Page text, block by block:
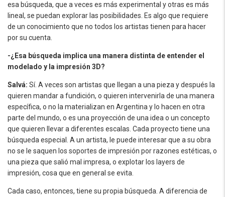
esa búsqueda, que a veces es más experimental y otras es más
lineal, se puedan explorar las posibilidades. Es algo que requiere
de un conocimiento que no todos los artistas tienen para hacer
por su cuenta.
-¿Esa búsqueda implica una manera distinta de entender el
modelado y la impresión 3D?
Salvá: Sí. A veces son artistas que llegan a una pieza y después la
quieren mandar a fundición, o quieren intervenirla de una manera
específica, o no la materializan en Argentina y lo hacen en otra
parte del mundo, o es una proyección de una idea o un concepto
que quieren llevar a diferentes escalas. Cada proyecto tiene una
búsqueda especial. A un artista, le puede interesar que a su obra
no se le saquen los soportes de impresión por razones estéticas, o
una pieza que salió mal impresa, o explotar los layers de
impresión, cosa que en general se evita.
Cada caso, entonces, tiene su propia búsqueda. A diferencia de